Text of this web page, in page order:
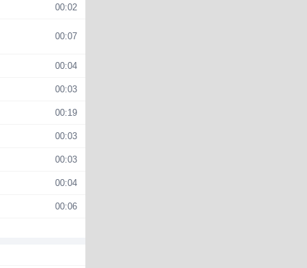
00:02
00:07
00:04
00:03
00:19
00:03
00:03
00:04
00:06